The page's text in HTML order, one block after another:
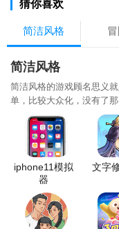
猜你喜欢
简洁风格
简洁风格
简洁风格的游戏顾名思义
单，比较大众化，没有了
iphone11模拟
器
文字